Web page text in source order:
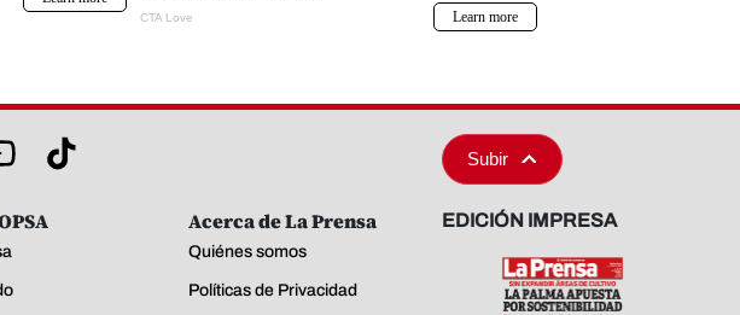
Subir
Acerca de La Prensa
Quiénes somos
Políticas de Privacidad
EDICIÓN IMPRESA